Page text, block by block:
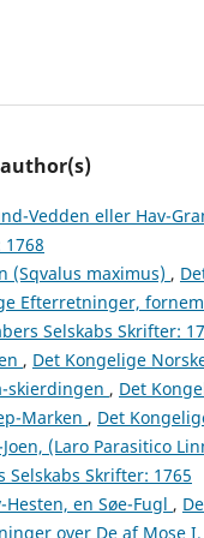
Vedden eller Hav-
(Sqvalus maximus) ,
Efterretninger,
Selskabs Skrifter:
, Det Kongelige
skierdingen , Det
Marken , Det
Joen, (Laro Parasitico
Selskabs Skrifter: 1765
Hesten, en Søe-Fugl ,
over De af Mose